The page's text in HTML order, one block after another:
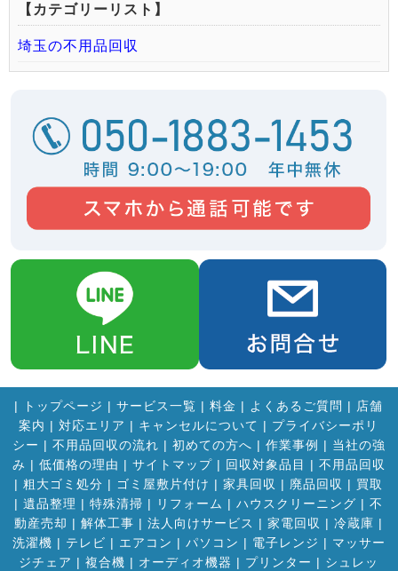
【カテゴリーリスト】
埼玉の不用品回収
| トップページ | サービス一覧 | 料金 | よくあるご質問 | 店舗
案内 | 対応エリア | キャンセルについて | プライバシーポリ
シー | 不用品回収の流れ | 初めての方へ | 作業事例 | 当社の強
み | 低価格の理由 | サイトマップ| 回収対象品目 | 不用品回収
| 粗大ゴミ処分 | ゴミ屋敷片付け | 家具回収 | 廃品回収 | 買取
| 遺品整理 | 特殊清掃 | リフォーム | ハウスクリーニング | 不
動産売却 | 解体工事 | 法人向けサービス | 家電回収 | 冷蔵庫 |
洗濯機 | テレビ | エアコン | パソコン | 電子レンジ | マッサー
ジチェア | 複合機 | オーディオ機器 | プリンター | シュレッ